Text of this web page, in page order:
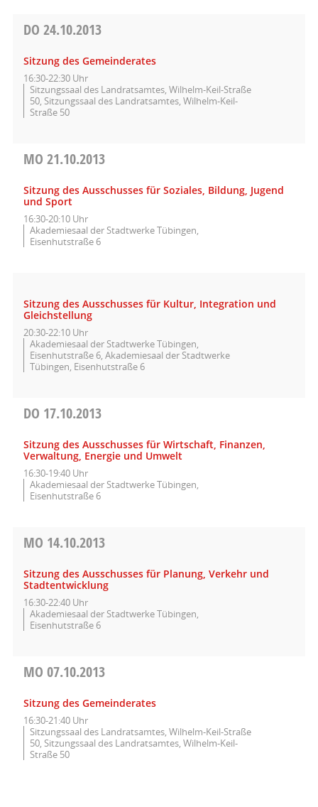
DO 24.10.2013
Sitzung des Gemeinderates
16:30-22:30 Uhr
Sitzungssaal des Landratsamtes, Wilhelm-Keil-Straße
50, Sitzungssaal des Landratsamtes, Wilhelm-Keil-
Straße 50
MO 21.10.2013
Sitzung des Ausschusses für Soziales, Bildung, Jugend
und Sport
16:30-20:10 Uhr
Akademiesaal der Stadtwerke Tübingen,
Eisenhutstraße 6
Sitzung des Ausschusses für Kultur, Integration und
Gleichstellung
20:30-22:10 Uhr
Akademiesaal der Stadtwerke Tübingen,
Eisenhutstraße 6, Akademiesaal der Stadtwerke
Tübingen, Eisenhutstraße 6
DO 17.10.2013
Sitzung des Ausschusses für Wirtschaft, Finanzen,
Verwaltung, Energie und Umwelt
16:30-19:40 Uhr
Akademiesaal der Stadtwerke Tübingen,
Eisenhutstraße 6
MO 14.10.2013
Sitzung des Ausschusses für Planung, Verkehr und
Stadtentwicklung
16:30-22:40 Uhr
Akademiesaal der Stadtwerke Tübingen,
Eisenhutstraße 6
MO 07.10.2013
Sitzung des Gemeinderates
16:30-21:40 Uhr
Sitzungssaal des Landratsamtes, Wilhelm-Keil-Straße
50, Sitzungssaal des Landratsamtes, Wilhelm-Keil-
Straße 50